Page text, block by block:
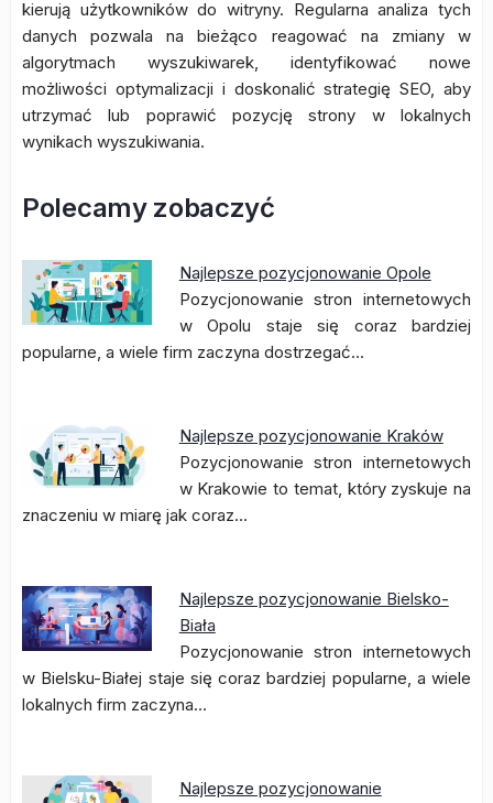
kierują użytkowników do witryny. Regularna analiza tych
danych pozwala na bieżąco reagować na zmiany w
algorytmach wyszukiwarek, identyfikować nowe
możliwości optymalizacji i doskonalić strategię SEO, aby
utrzymać lub poprawić pozycję strony w lokalnych
wynikach wyszukiwania.
Polecamy zobaczyć
Najlepsze pozycjonowanie Opole
Pozycjonowanie stron internetowych
w Opolu staje się coraz bardziej
popularne, a wiele firm zaczyna dostrzegać…
Najlepsze pozycjonowanie Kraków
Pozycjonowanie stron internetowych
w Krakowie to temat, który zyskuje na
znaczeniu w miarę jak coraz…
Najlepsze pozycjonowanie Bielsko-
Biała
Pozycjonowanie stron internetowych
w Bielsku-Białej staje się coraz bardziej popularne, a wiele
lokalnych firm zaczyna…
Najlepsze pozycjonowanie